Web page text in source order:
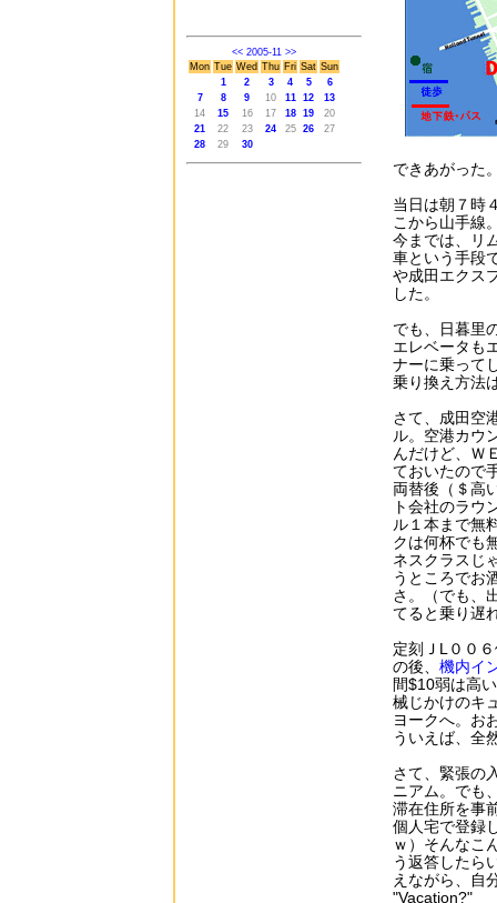
<< 2005-11 >>
Mon Tue Wed Thu Fri Sat Sun
1
2 3 4 5
6
7
8 9 10 11 12
13
14
15 16 17 18 19
20
21
22 23 24 25 26
27
28
29 30
できあがった
当日は朝７時
こから山手線
今までは、リ
車という手段
や成田エクス
した。
でも、日暮里
エレベータも
ナーに乗って
乗り換え方法
さて、成田空
ル。空港カウ
んだけど、Ｗ
ておいたので
両替後（＄高
ト会社のラウ
ル１本まで無
クは何杯でも
ネスクラスじ
うところでお
さ。（でも、
てると乗り遅
定刻ＪL００
の後、 機内イ
間$10弱は高
械じかけのキ
ヨークへ。お
ういえば、全
さて、緊張の
ニアム。でも
滞在住所を事
個人宅で登録
ｗ）そんなこ
う返答したら
えながら、自
"Vacation?"